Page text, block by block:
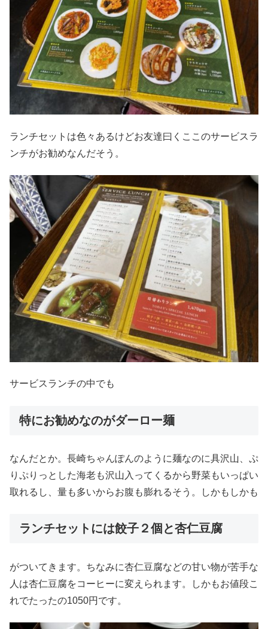
ランチセットは色々あるけどお友達曰くここのサービスラ
ンチがお勧めなんだそう。
サービスランチの中でも
特にお勧めなのがダーロー麺
なんだとか。長崎ちゃんぽんのように麺なのに具沢山、ぷ
りぷりっとした海老も沢山入ってくるから野菜もいっぱい
取れるし、量も多いからお腹も膨れるそう。しかもしかも
ランチセットには餃子２個と杏仁豆腐
がついてきます。ちなみに杏仁豆腐などの甘い物が苦手な
人は杏仁豆腐をコーヒーに変えられます。しかもお値段こ
れでたったの1050円です。